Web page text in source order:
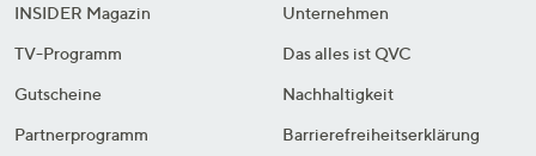
INSIDER Magazin
TV-Programm
Gutscheine
Partnerprogramm
Unternehmen
Das alles ist QVC
Nachhaltigkeit
Barrierefreiheitserklärung